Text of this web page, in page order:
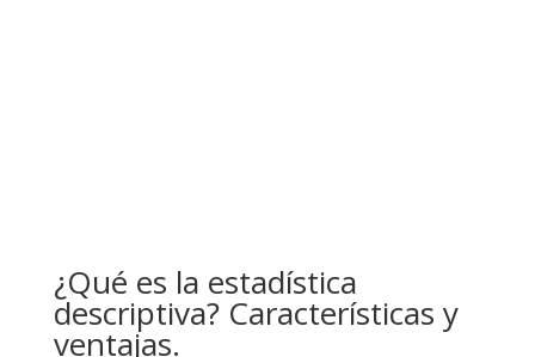
¿Qué es la estadística
descriptiva? Características y
ventajas.